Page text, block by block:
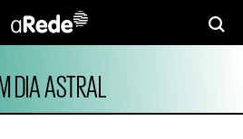
DIA ASTRAL